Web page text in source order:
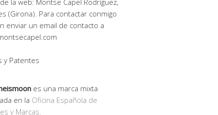
la web: Montse Capel Rodríguez,
(Girona). Para contactar conmigo
enviar un email de contacto a
y Patentes
es una marca mixta
en la Oficina Española de
y Marcas.